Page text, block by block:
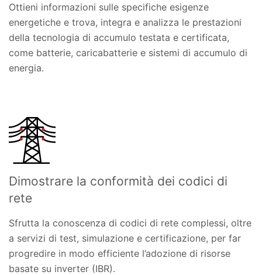
Ottieni informazioni sulle specifiche esigenze
energetiche e trova, integra e analizza le prestazioni
della tecnologia di accumulo testata e certificata,
come batterie, caricabatterie e sistemi di accumulo di
energia.
Dimostrare la conformità dei codici di
rete
Sfrutta la conoscenza di codici di rete complessi, oltre
a servizi di test, simulazione e certificazione, per far
progredire in modo efficiente l’adozione di risorse
basate su inverter (IBR).